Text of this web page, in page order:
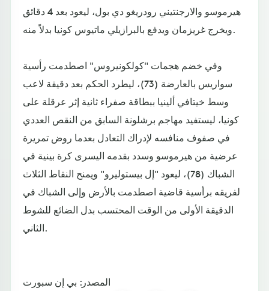
هيرموسو والارجنتيني رودريغو دي بول، ليعود بعد 4 دقائق
ويخرج غريزمان ويدفع بالبرازيلي ماتيوس كونيا بدلاً منه.
وفي خضم هجمات "كولكونيروس" اصطدمت رأسية
سواريس بالعارضة (73)، ليطرد الحكم بعد دقيقة لاعب
وسط خيتافي ألينيا ببطاقة صفراء ثانية إثر عرقلة على
كونيا، ليستفيد مهاجم برشلونة السابق من النقص العددي
في صفوف منافسه لإدراك التعادل بعدما روض تمريرة
عرضية من هيرموسو وسدد بقدمه اليسرى كرة بينية في
الشباك (78)، ليعود "إل بيستوليرو" ويمنح النقاط الثلاث
لفريقه برأسية قاضية اصطدمت بالأرض وإلى الشباك في
الدقيقة الأولى من الوقت المحتسب بدل الضائع للشوط
الثاني.
المصدر: بي إن سبورت